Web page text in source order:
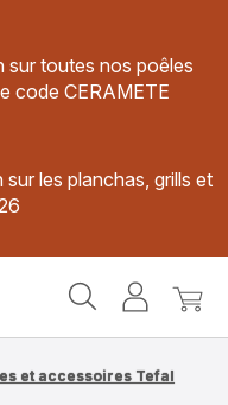
toutes nos poêles
code CERAMETE
les planchas, grills et
MonMon
et accessoires Tefal